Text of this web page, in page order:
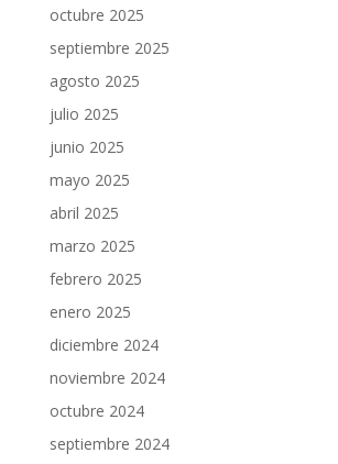
octubre 2025
septiembre 2025
agosto 2025
julio 2025
junio 2025
mayo 2025
abril 2025
marzo 2025
febrero 2025
enero 2025
diciembre 2024
noviembre 2024
octubre 2024
septiembre 2024